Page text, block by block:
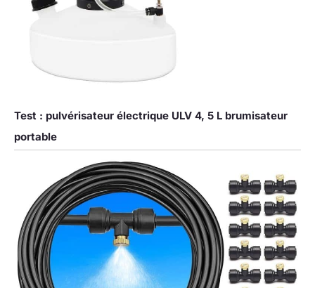
Test : pulvérisateur électrique ULV 4, 5 L brumisateur
portable